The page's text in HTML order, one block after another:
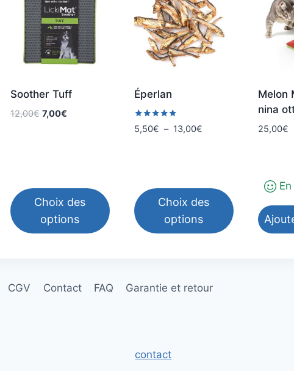
Soother Tuff
12,00€ Le
7,00€Le
Choix des
options
plusieurs
Éperlan
Note
5.00
5,50€ – 13,00€Plage
13,00€
Choix des
options
plusieurs
peuvent
Melon
nina
25,00€
CGV Contact FAQ Garantie et retour
contact